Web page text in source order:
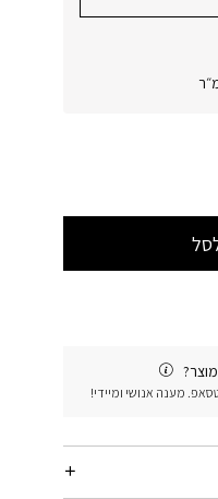
מענה אנושי ומיידי!